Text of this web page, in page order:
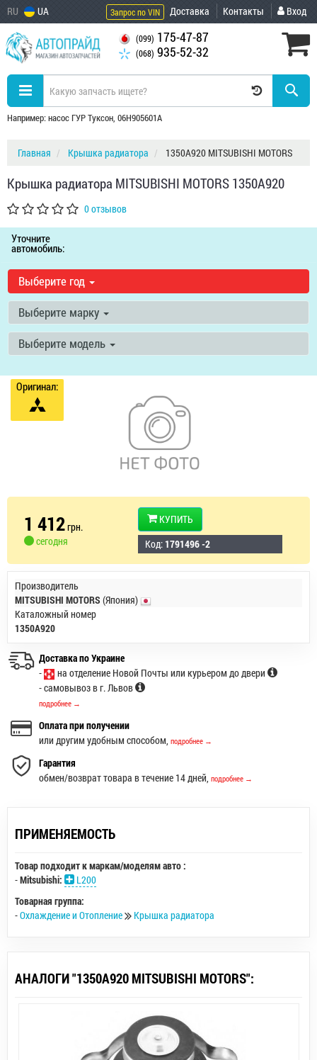
RU UA Запрос по VIN Доставка Контакты Вход
(099) 175-47-87
(068) 935-52-32
Например: насос ГУР Туксон, 06H905601A
Главная Крышка радиатора 1350A920 MITSUBISHI MOTORS
Крышка радиатора MITSUBISHI MOTORS 1350A920
0 отзывов
Уточните
автомобиль:
Выберите год
Выберите марку
Выберите модель
Оригинал:
1 412грн.
сегодня
КУПИТЬ
Код: 1791496 -2
Производитель
MITSUBISHI MOTORS (Япония)
Каталожный номер
1350A920
Доставка по Украине
-
на отделение Новой Почты или курьером до двери
- самовывоз в г. Львов
подробнее →
Оплата при получении
или другим удобным способом, подробнее →
Гарантия
обмен/возврат товара в течение 14 дней, подробнее →
ПРИМЕНЯЕМОСТЬ
Товар подходит к маркам/моделям авто :
-Mitsubishi:
L200
Товарная группа:
-Охлаждение и Отопление Крышка радиатора
АНАЛОГИ "1350A920 MITSUBISHI MOTORS":